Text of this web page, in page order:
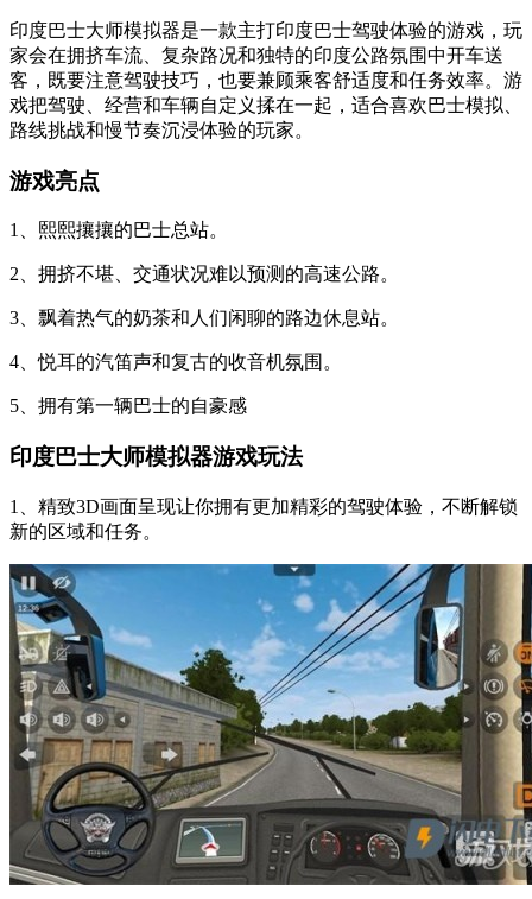
印度巴士大师模拟器是一款主打印度巴士驾驶体验的游戏，玩
家会在拥挤车流、复杂路况和独特的印度公路氛围中开车送
客，既要注意驾驶技巧，也要兼顾乘客舒适度和任务效率。游
戏把驾驶、经营和车辆自定义揉在一起，适合喜欢巴士模拟、
路线挑战和慢节奏沉浸体验的玩家。
游戏亮点
1、熙熙攘攘的巴士总站。
2、拥挤不堪、交通状况难以预测的高速公路。
3、飘着热气的奶茶和人们闲聊的路边休息站。
4、悦耳的汽笛声和复古的收音机氛围。
5、拥有第一辆巴士的自豪感
印度巴士大师模拟器游戏玩法
1、精致3D画面呈现让你拥有更加精彩的驾驶体验，不断解锁
新的区域和任务。